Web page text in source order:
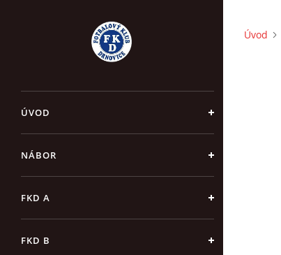
ÚVOD
NÁBOR
FKD A
FKD B
Úvod